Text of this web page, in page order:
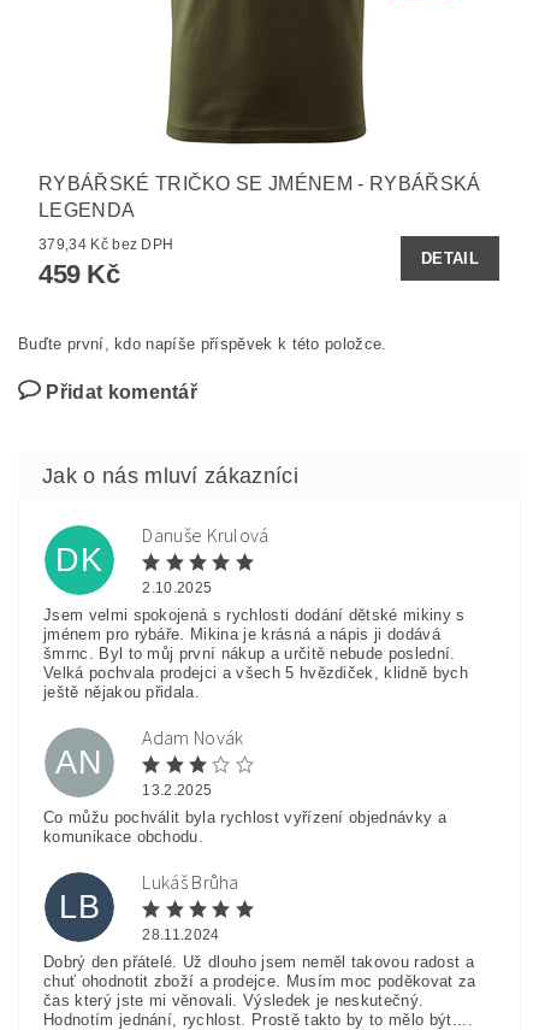
RYBÁŘSKÉ TRIČKO SE JMÉNEM - RYBÁŘSKÁ
LEGENDA
379,34 Kč bez DPH
459 Kč
DETAIL
Buďte první, kdo napíše příspěvek k této položce.
Přidat komentář
DK
Danuše Krulová
2.10.2025
Jsem velmi spokojená s rychlosti dodání dětské mikiny s
jménem pro rybáře. Mikina je krásná a nápis ji dodává
šmrnc. Byl to můj první nákup a určitě nebude poslední.
Velká pochvala prodejci a všech 5 hvězdiček, klidně bych
ještě nějakou přidala.
AN
Adam Novák
13.2.2025
Co můžu pochválit byla rychlost vyřízení objednávky a
komunikace obchodu.
LB
Lukáš Brůha
28.11.2024
Dobrý den přátelé. Už dlouho jsem neměl takovou radost a
chuť ohodnotit zboží a prodejce. Musím moc poděkovat za
čas který jste mi věnovali. Výsledek je neskutečný.
Hodnotím jednání, rychlost. Prostě takto by to mělo být....